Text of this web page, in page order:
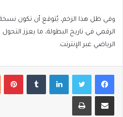
الرقمي في تاريخ البطولة، ما يعزز
الرياضي عبر الإنترنت.
فيسبوكتويتر لينكدإن
مشاركة عبر البريد طباعة